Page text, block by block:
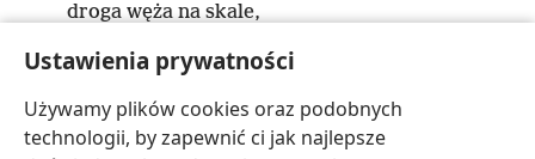
Ustawienia prywatności
Używamy plików cookies oraz podobnych
technologii, by zapewnić ci jak najlepsze
droga węża na skale,
i droga mężczyzny do serca młodej kobiety.
20 Kobieta dopuszczająca się cudzołóstwa
postępuje tak: